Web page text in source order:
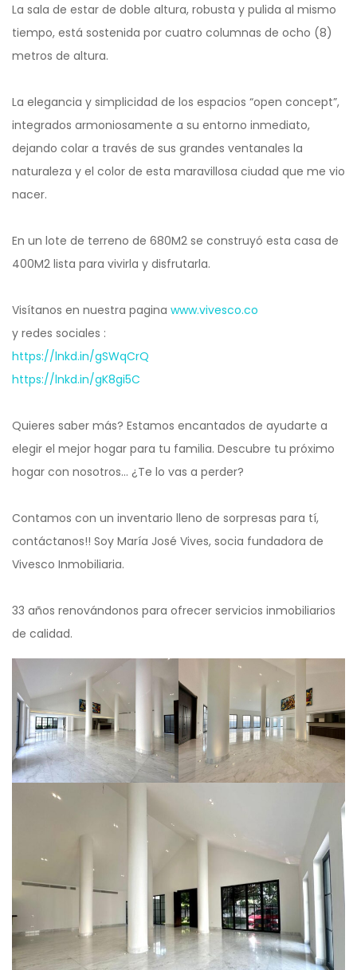
La sala de estar de doble altura, robusta y pulida al mismo
tiempo, está sostenida por cuatro columnas de ocho (8)
metros de altura.
La elegancia y simplicidad de los espacios “open concept”,
integrados armoniosamente a su entorno inmediato,
dejando colar a través de sus grandes ventanales la
naturaleza y el color de esta maravillosa ciudad que me vio
nacer.
En un lote de terreno de 680M2 se construyó esta casa de
400M2 lista para vivirla y disfrutarla.
Visítanos en nuestra pagina www.vivesco.co
y redes sociales :
https://lnkd.in/gSWqCrQ
https://lnkd.in/gK8gi5C
Quieres saber más? Estamos encantados de ayudarte a
elegir el mejor hogar para tu familia. Descubre tu próximo
hogar con nosotros… ¿Te lo vas a perder?
Contamos con un inventario lleno de sorpresas para tí,
contáctanos!! Soy María José Vives, socia fundadora de
Vivesco Inmobiliaria.
33 años renovándonos para ofrecer servicios inmobiliarios
de calidad.